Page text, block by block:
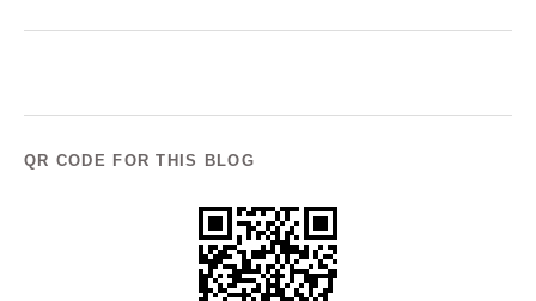
QR CODE FOR THIS BLOG